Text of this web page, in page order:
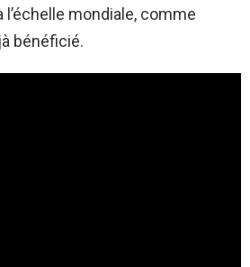
mondiale, comme
bénéficié.